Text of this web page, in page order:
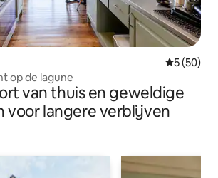
5 (50)
op de lagune
van thuis en geweldige
voor langere verblijven